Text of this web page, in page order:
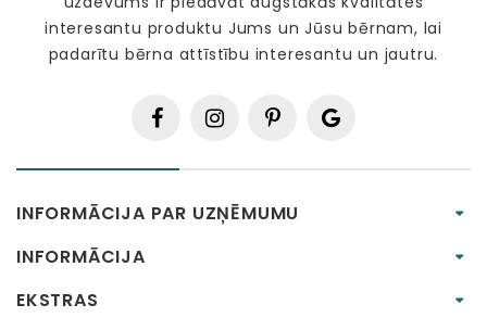
interesantu produktu Jums un Jūsu bērnam, lai
padarītu bērna attīstību interesantu un jautru.
INFORMĀCIJA PAR UZŅĒMUMU
INFORMĀCIJA
EKSTRAS